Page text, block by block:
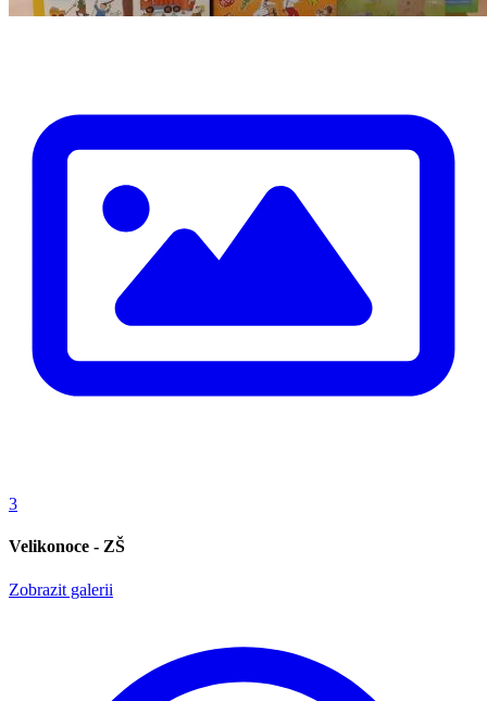
3
Velikonoce - ZŠ
Zobrazit galerii